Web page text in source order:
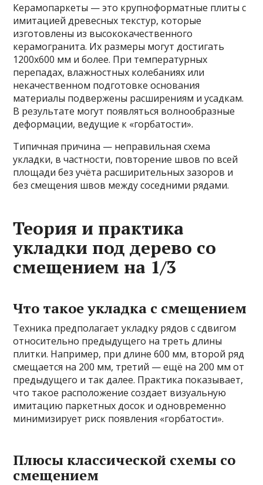
Керамопаркеты — это крупноформатные плиты с
имитацией древесных текстур, которые
изготовлены из высококачественного
керамогранита. Их размеры могут достигать
1200х600 мм и более. При температурных
перепадах, влажностных колебаниях или
некачественном подготовке основания
материалы подвержены расширениям и усадкам.
В результате могут появляться волнообразные
деформации, ведущие к «горбатости».
Типичная причина — неправильная схема
укладки, в частности, повторение швов по всей
площади без учёта расширительных зазоров и
без смещения швов между соседними рядами.
Теория и практика
укладки под дерево со
смещением на 1/3
Что такое укладка с смещением
Техника предполагает укладку рядов с сдвигом
относительно предыдущего на треть длины
плитки. Например, при длине 600 мм, второй ряд
смещается на 200 мм, третий — ещё на 200 мм от
предыдущего и так далее. Практика показывает,
что такое расположение создает визуальную
имитацию паркетных досок и одновременно
минимизирует риск появления «горбатости».
Плюсы классической схемы со
смещением